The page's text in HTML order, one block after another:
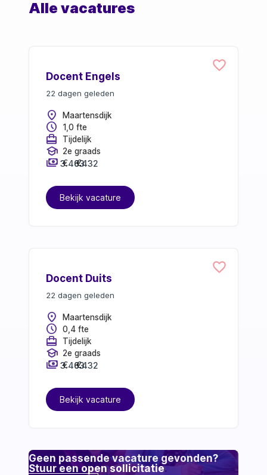
Alle vacatures
Docent Engels
22 dagen geleden
location_on Maartensdijk
schedule 1,0 fte
card_travel Tijdelijk
school 2e graads
payments €
3.463
€
6.432
Bekijk vacature
Docent Duits
22 dagen geleden
location_on Maartensdijk
schedule 0,4 fte
card_travel Tijdelijk
school 2e graads
payments €
3.463
€
6.432
Bekijk vacature
Geen passende vacature gevonden?
Stuur eenopen sollicitatie.